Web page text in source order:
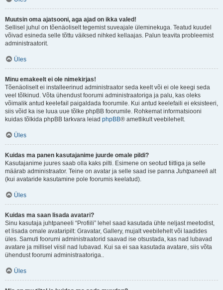
Muutsin oma ajatsooni, aga ajad on ikka valed!
Sellisel juhul on tõenäoliselt tegemist suveajale üleminekuga. Teatud kuudel
võivad esineda selle tõttu väiksed nihked kellaajas. Palun teavita probleemist
administraatorit.
Üles
Minu emakeelt ei ole nimekirjas!
Tõenäoliselt ei installeerinud administraator seda keelt või ei ole keegi seda
veel tõlkinud. Võta ühendust foorumi administraatoriga ja palu, kas oleks
võimalik antud keelefail paigaldada foorumile. Kui antud keelefaili ei eksisteeri,
siis võid ka ise luua uue tõlke phpBB foorumile. Rohkemat informatsiooni
kuidas tõlkida phpBB tarkvara leiad phpBB® ametlikult veebilehelt.
Üles
Kuidas ma panen kasutajanime juurde omale pildi?
Kasutajanime juures saab olla kaks pilti. Esimene on seotud tiitliga ja selle
määrab administraator. Teine on avatar ja selle saad ise panna Juhtpaneeli alt
(kui avataride kasutamine pole foorumis keelatud).
Üles
Kuidas ma saan lisada avatari?
Sinu kasutaja juhtpaneeli “Profiili” lehel saad kasutada ühte neljast meetodist,
et lisada omale avataripilt: Gravatar, Gallery, mujalt veebilehelt või laadides
üles. Samuti foorumi administraatorid saavad ise otsustada, kas nad lubavad
avatare ja millisel viisil nad lubavad. Kui sa ei saa kasutada avatare, siis võta
ühendust foorumi administraatoriga..
Üles